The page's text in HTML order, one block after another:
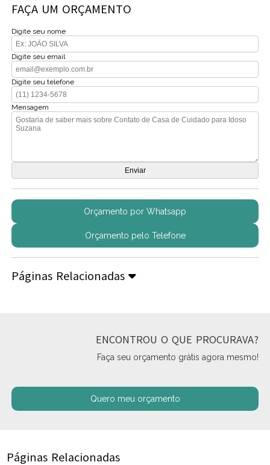
FAÇA UM ORÇAMENTO
Digite seu nome
Digite seu email
Digite seu telefone
Mensagem
Orçamento por Whatsapp
Orçamento pelo Telefone
Páginas Relacionadas
ENCONTROU O QUE PROCURAVA?
Faça seu orçamento grátis agora mesmo!
Quero meu orçamento
Páginas Relacionadas